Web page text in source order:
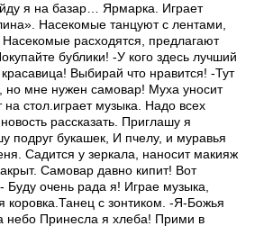
я на базар… Ярмарка. Играет
Насекомые танцуют с лентами,
Насекомые расходятся, предлагают
бублики! -У кого здесь лучший
Выбирай что нравится! -Тут
но мне нужен самовар! Муха уносит
стол.играет музыка. Надо всех
рассказать. Приглашу я
подруг букашек, И пчелу, и муравья
Садится у зеркала, наносит макияж
Самовар давно кипит! Вот
Буду очень рада я! Играе музыка,
коровка.Танец с зонтиком. -Я-Божья
небо Принесла я хлеба! Прими в